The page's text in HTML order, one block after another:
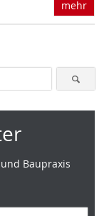
mehr
Baupraxis